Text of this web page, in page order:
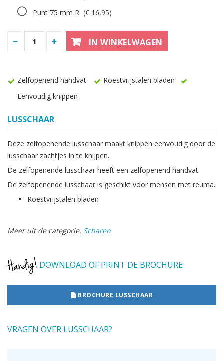
Punt 75 mm R (€ 16,95)
IN WINKELWAGEN
Zelfopenend handvat
Roestvrijstalen bladen
Eenvoudig knippen
LUSSCHAAR
Deze zelfopenende lusschaar maakt knippen eenvoudig door de
lusschaar zachtjes in te knijpen.
De zelfopenende lusschaar heeft een zelfopenend handvat.
De zelfopenende lusschaar is geschikt voor mensen met reuma.
Roestvrijstalen bladen
Meer uit de categorie: Scharen
DOWNLOAD OF PRINT DE BROCHURE
BROCHURE LUSSCHAAR
VRAGEN OVER LUSSCHAAR?